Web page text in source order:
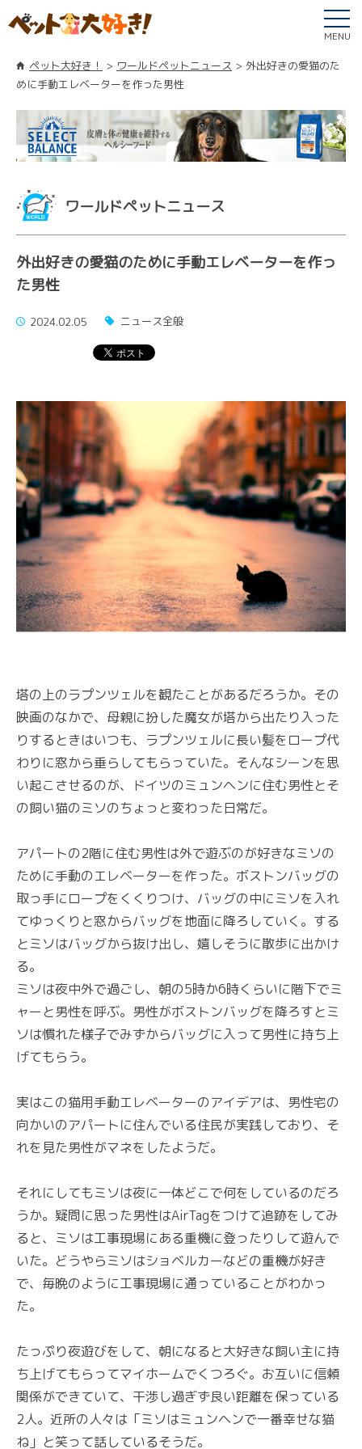
MENU
ペット大好き！ ワールドペットニュース
外出好きの愛猫のた
めに手動エレベーターを作った男性
ワールドペットニュース
外出好きの愛猫のために手動エレベーターを作っ
た男性
2024.02.05 ニュース全般
塔の上のラプンツェルを観たことがあるだろうか。その
映画のなかで、母親に扮した魔女が塔から出たり入った
りするときはいつも、ラプンツェルに長い髪をロープ代
わりに窓から垂らしてもらっていた。そんなシーンを思
い起こさせるのが、ドイツのミュンヘンに住む男性とそ
の飼い猫のミソのちょっと変わった日常だ。
アパートの2階に住む男性は外で遊ぶのが好きなミソの
ために手動のエレベーターを作った。ボストンバッグの
取っ手にロープをくくりつけ、バッグの中にミソを入れ
てゆっくりと窓からバッグを地面に降ろしていく。する
とミソはバッグから抜け出し、嬉しそうに散歩に出かけ
る。
ミソは夜中外で過ごし、朝の5時か6時くらいに階下でミ
ャーと男性を呼ぶ。男性がボストンバッグを降ろすとミ
ソは慣れた様子でみずからバッグに入って男性に持ち上
げてもらう。
実はこの猫用手動エレベーターのアイデアは、男性宅の
向かいのアパートに住んでいる住民が実践しており、そ
れを見た男性がマネをしたようだ。
それにしてもミソは夜に一体どこで何をしているのだろ
うか。疑問に思った男性はAirTagをつけて追跡をしてみ
ると、ミソは工事現場にある重機に登ったりして遊んで
いた。どうやらミソはショベルカーなどの重機が好き
で、毎晩のように工事現場に通っていることがわかっ
た。
たっぷり夜遊びをして、朝になると大好きな飼い主に持
ち上げてもらってマイホームでくつろぐ。お互いに信頼
関係ができていて、干渉し過ぎず良い距離を保っている
2人。近所の人々は「ミソはミュンヘンで一番幸せな猫
ね」と笑って話しているそうだ。